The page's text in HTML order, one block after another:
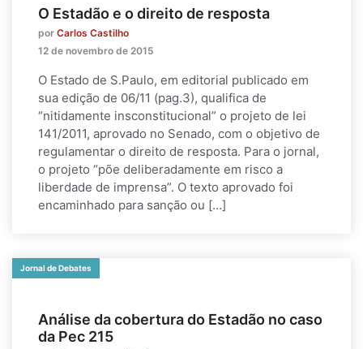
O Estadão e o direito de resposta
por Carlos Castilho
12 de novembro de 2015
O Estado de S.Paulo, em editorial publicado em
sua edição de 06/11 (pag.3), qualifica de
“nitidamente insconstitucional” o projeto de lei
141/2011, aprovado no Senado, com o objetivo de
regulamentar o direito de resposta. Para o jornal,
o projeto “põe deliberadamente em risco a
liberdade de imprensa”. O texto aprovado foi
encaminhado para sanção ou […]
Jornal de Debates
Análise da cobertura do Estadão no caso
da Pec 215